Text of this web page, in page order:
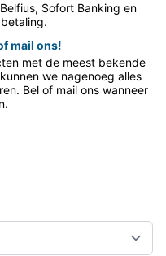
Sofort Banking en
mail ons!
met de meest bekende
we nagenoeg alles
Bel of mail ons wanneer